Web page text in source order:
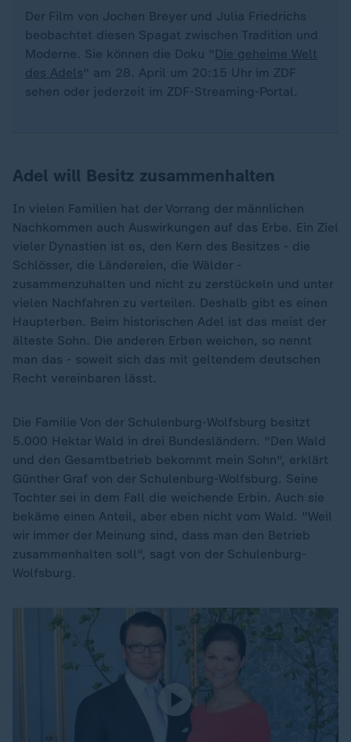
Der Film von Jochen Breyer und Julia Friedrichs
beobachtet diesen Spagat zwischen Tradition und
Moderne. Sie können die Doku " Die geheime Welt
des Adels" am 28. April um 20:15 Uhr im ZDF
sehen oder jederzeit im ZDF-Streaming-Portal.
Adel will Besitz zusammenhalten
In vielen Familien hat der Vorrang der männlichen
Nachkommen auch Auswirkungen auf das Erbe. Ein Ziel
vieler Dynastien ist es, den Kern des Besitzes - die
Schlösser, die Ländereien, die Wälder -
zusammenzuhalten und nicht zu zerstückeln und unter
vielen Nachfahren zu verteilen. Deshalb gibt es einen
Haupterben. Beim historischen Adel ist das meist der
älteste Sohn. Die anderen Erben weichen, so nennt
man das - soweit sich das mit geltendem deutschen
Recht vereinbaren lässt.
Die Familie Von der Schulenburg-Wolfsburg besitzt
5.000 Hektar Wald in drei Bundesländern. "Den Wald
und den Gesamtbetrieb bekommt mein Sohn", erklärt
Günther Graf von der Schulenburg-Wolfsburg. Seine
Tochter sei in dem Fall die weichende Erbin. Auch sie
bekäme einen Anteil, aber eben nicht vom Wald. "Weil
wir immer der Meinung sind, dass man den Betrieb
zusammenhalten soll", sagt von der Schulenburg-
Wolfsburg.